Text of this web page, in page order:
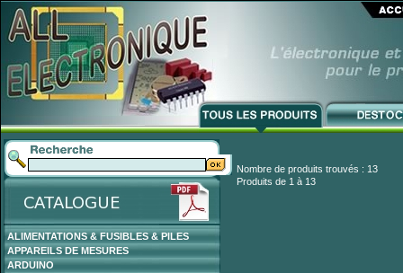
ALIMENTATIONS & FUSIBLES & PILES
APPAREILS DE MESURES
ARDUINO
Nombre de produits trouvés : 13
Produits de 1 à 13